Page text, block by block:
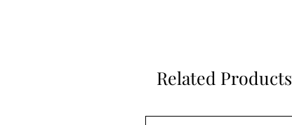
Related Products